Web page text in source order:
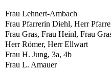
Frau Lehnert-Ambach
Frau Pfarrerin Diehl, Herr
Frau Gras, Frau Heinl, Frau
Herr Römer, Herr Ellwart
Frau H. Jung, 3a, 4b
Frau L. Amauer